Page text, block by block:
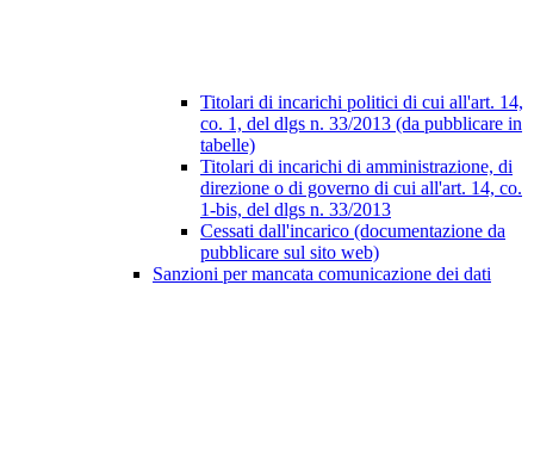
Titolari di incarichi politici di cui all'art. 14,
co. 1, del dlgs n. 33/2013 (da pubblicare in
tabelle)
Titolari di incarichi di amministrazione, di
direzione o di governo di cui all'art. 14, co.
1-bis, del dlgs n. 33/2013
Cessati dall'incarico (documentazione da
pubblicare sul sito web)
Sanzioni per mancata comunicazione dei dati